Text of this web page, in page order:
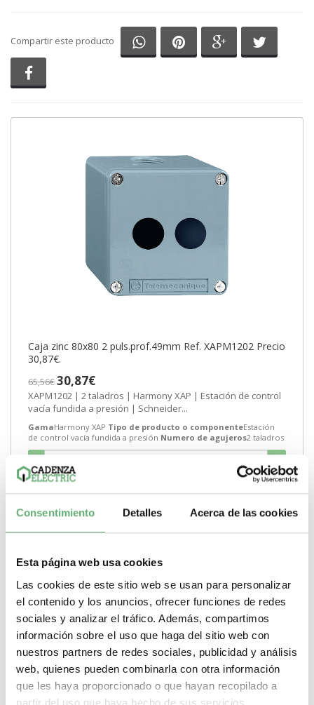
Consentimiento Detalles Acerca de las cookies
Esta página web usa cookies
Las cookies de este sitio web se usan para personalizar
el contenido y los anuncios, ofrecer funciones de redes
sociales y analizar el tráfico. Además, compartimos
información sobre el uso que haga del sitio web con
nuestros partners de redes sociales, publicidad y análisis
web, quienes pueden combinarla con otra información
que les haya proporcionado o que hayan recopilado a
partir del uso que haya hecho de sus servicios.
Compartir este producto Compartir en Whatsapp
Compartir en Pinterest
Compartir en
Caja zinc 80x80 2 puls.prof.49mm Ref. XAPM1202 Precio
30,87€.
65,56€30,87€
XAPM1202 | 2 taladros | Harmony XAP | Estación de control
vacía fundida a presión | Schneider...
GamaHarmony XAP Tipo de producto o componenteEstación
de control vacía fundida a presión Numero de agujeros2 taladros
Comprar